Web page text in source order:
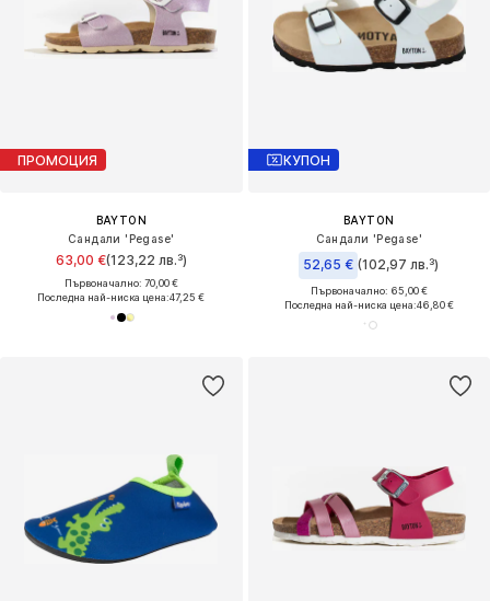
ПРОМОЦИЯ
BAYTON
Сандали 'Pegase'
63,00 €(123,22 лв.³)
Първоначално: 70,00 €
Последна най-ниска цена:47,25 €
КУПОН
BAYTON
Сандали 'Pegase'
52,65 € (102,97 лв.³)
Първоначално: 65,00 €
Последна най-ниска цена:46,80 €